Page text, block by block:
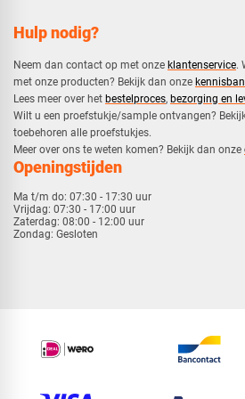
Hulp nodig?
Neem dan contact op met onze klantenservice.
met onze producten? Bekijk dan onze
​Lees meer over het bestelproces, bezorging en
​Wilt u een proefstukje/sample ontvangen?
toebehoren alle proefstukjes.
​​Meer over ons te weten komen? Bekijk dan onze
Openingstijden
Ma t/m do: 07:30 - 17:30 uur
Vrijdag: 07:30 - 17:00 uur
Zaterdag: 08:00 - 12:00 uur
Zondag: Gesloten